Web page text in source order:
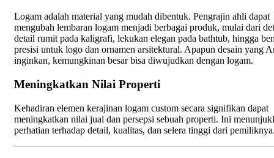
Logam adalah material yang mudah dibentuk. Pengrajin ahli dapat
mengubah lembaran logam menjadi berbagai produk, mulai dari
detail rumit pada kaligrafi, lekukan elegan pada bathtub, hingga
presisi untuk logo dan ornamen arsitektural. Apapun desain yang
inginkan, kemungkinan besar bisa diwujudkan dengan logam.
Meningkatkan Nilai Properti
Kehadiran elemen kerajinan logam custom secara signifikan dapat
meningkatkan nilai jual dan persepsi sebuah properti. Ini
perhatian terhadap detail, kualitas, dan selera tinggi dari